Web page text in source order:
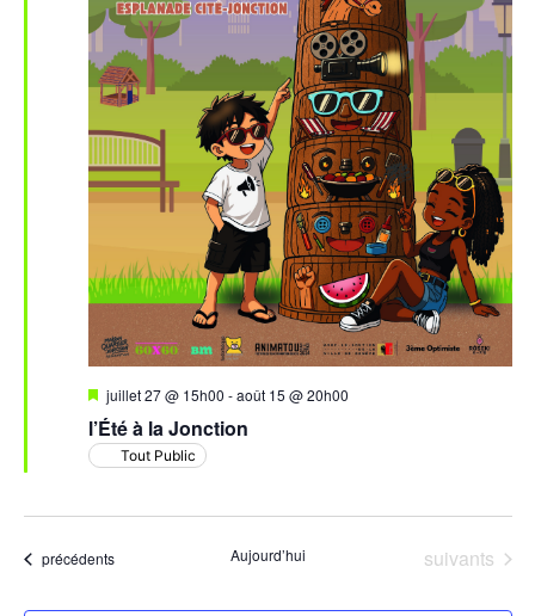
l’Été à la Jonction
Mis
avant
juillet 27 @ 15h00 -août 15 @ 20h00
Tout Public
Évènements
précédents Aujourd’hui Évènements
suivants